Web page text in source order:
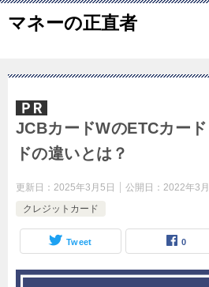
マネーの正直者
JCBカードWのETCカー
ドの違いとは？
更新日： 2025年3月5日 公開日： 2022年3
クレジットカード
Tweet 0